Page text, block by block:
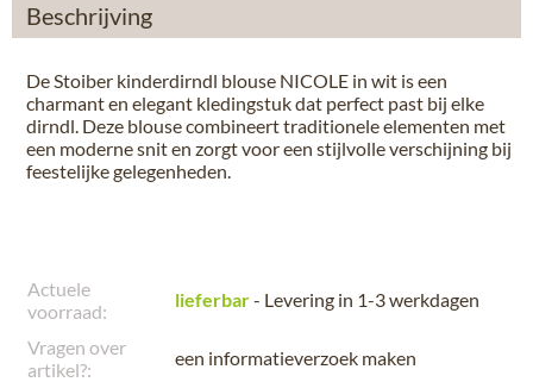
Beschrijving
De Stoiber kinderdirndl blouse NICOLE in wit is een
charmant en elegant kledingstuk dat perfect past bij elke
dirndl. Deze blouse combineert traditionele elementen met
een moderne snit en zorgt voor een stijlvolle verschijning bij
feestelijke gelegenheden.
Actuele
voorraad:
lieferbar- Levering in 1-3 werkdagen
Vragen over
artikel?:
een informatieverzoek maken